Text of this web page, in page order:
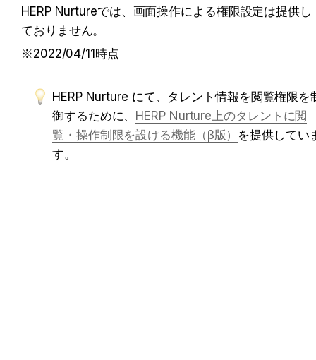
HERP Nurtureでは、画面操作による権限設定は提供し
ておりません。
※2022/04/11時点
HERP Nurture にて、タレント情報を閲覧権限を
御するために、 HERP Nurture上のタレントに閲
覧・操作制限を設ける機能（β版） を提供してい
す。